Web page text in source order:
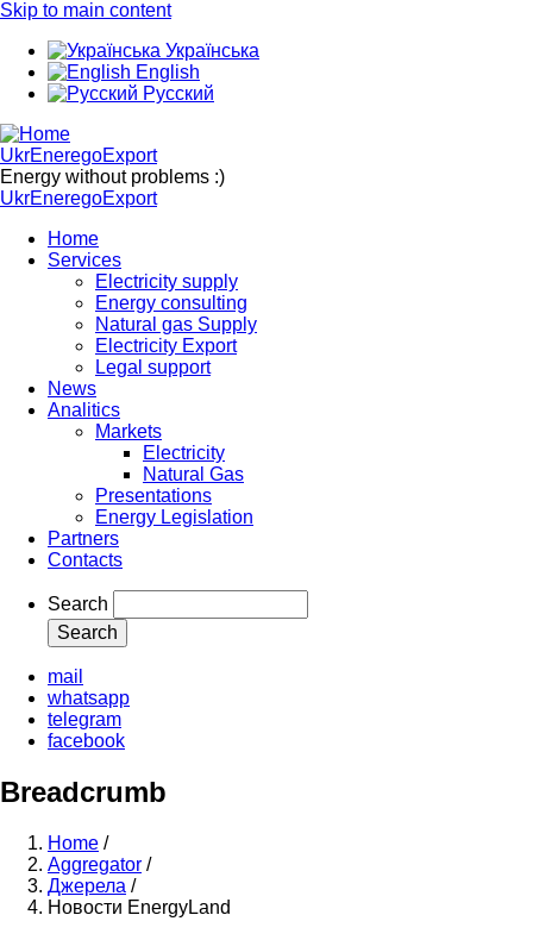
Skip to main content
Українська
English
Русский
UkrEneregoExport
Energy without problems :)
UkrEneregoExport
Home
Services
Electricity supply
Energy consulting
Natural gas Supply
Electricity Export
Legal support
News
Analitics
Markets
Electricity
Natural Gas
Presentations
Energy Legislation
Partners
Contacts
Search
mail
whatsapp
telegram
facebook
Breadcrumb
Home /
Aggregator /
Джерела /
Новости EnergyLand